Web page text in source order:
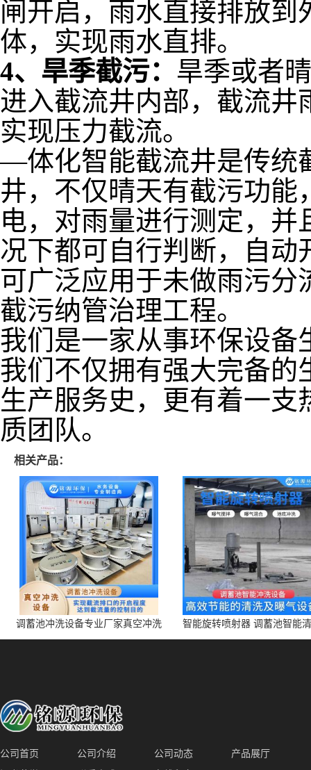
闸开启，雨水直接排放
体，实现雨水直排。
4、旱季截污： 旱季或者
进入截流井内部，截流
实现压力截流。
—体化智能截流井是传统
井，不仅晴天有截污功
电，对雨量进行测定，
况下都可自行判断，自动
可广泛应用于未做雨污
截污纳管治理工程。
我们是一家从事环保设备
我们不仅拥有强大完备的
生产服务史，更有着一
质团队。
相关产品：
调蓄池冲洗设备专业厂家真空冲洗
装置厂家青岛铭源环保减少堵塞设
智能旋转喷射器 调蓄池智能
点对点面对面旋转清洗
公司首页 公司介绍 公司动态
产品展厅